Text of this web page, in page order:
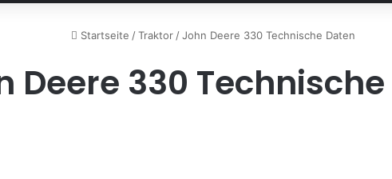
Startseite /Traktor /John Deere 330 Technische Daten
Deere 330